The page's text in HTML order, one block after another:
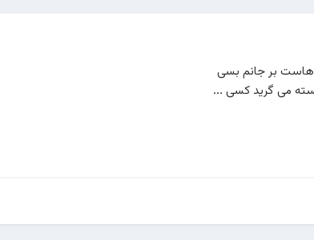
هاست بر جانم بسی
می گرید کسی …